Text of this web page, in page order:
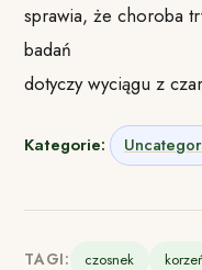
sprawia, że choroba
badań
dotyczy wyciągu z
Kategorie:
TAGI: czosnek